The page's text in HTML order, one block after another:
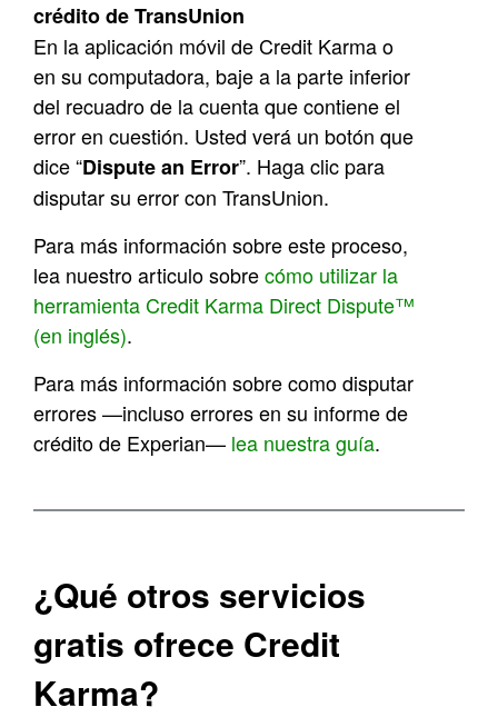
crédito de TransUnion
En la aplicación móvil de Credit Karma o
en su computadora, baje a la parte inferior
del recuadro de la cuenta que contiene el
error en cuestión. Usted verá un botón que
dice “Dispute an Error”. Haga clic para
disputar su error con TransUnion.
Para más información sobre este proceso,
lea nuestro articulo sobrecómo utilizar la
herramienta Credit Karma Direct Dispute™
(en inglés).
Para más información sobre como disputar
errores —incluso errores en su informe de
crédito de Experian— lea nuestra guía.
¿Qué otros servicios
gratis ofrece Credit
Karma?